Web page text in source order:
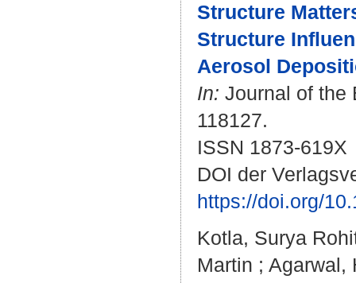
Structure
Structure
Aerosol
In: Journal of the
118127.
ISSN 1873-619X
DOI der
https://doi.org/
Kotla, Surya
Martin ; Agarwal,